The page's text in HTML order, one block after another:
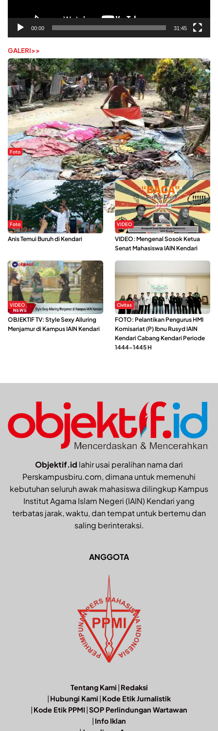
00:00 31:45
GALERI>>
Foto
Sejak Banjir Bandang, Warga Butuhkan Air Bersih
Foto
Anis Temui Buruh di Kendari
VIDEO
VIDEO: Mengenal Sosok Ketua
Senat Mahasiswa IAIN Kendari
VIDEO
OBJEKTIF TV: Style Sexy Alluring
Menjamur di Kampus IAIN Kendari
Civitas
FOTO: Pelantikan Pengurus HMI
Komisariat (P) Ibnu Rusyd IAIN
Kendari Cabang Kendari Periode
1444-1445 H
Objektif.id lahir usai peralihan nama dari
Perskampusbiru.com, dimana untuk memenuhi
kebutuhan seluruh awak mahasiswa dilingkup Kampus
Institut Agama Islam Negeri (IAIN) Kendari yang
terbatas jarak, waktu, dan tempat untuk bertemu dan
saling berinteraksi.
ANGGOTA
Tentang Kami | Redaksi
| Hubungi Kami | Kode Etik Jurnalistik
| Kode Etik PPMI |SOP Perlindungan Wartawan
| Info Iklan